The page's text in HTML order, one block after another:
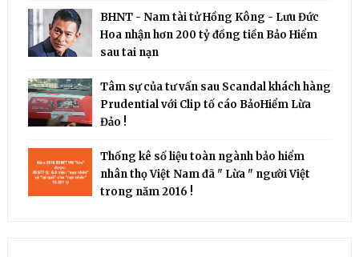
BHNT - Nam tài tử Hồng Kông - Lưu Đức
Hoa nhận hơn 200 tỷ đồng tiền Bảo Hiểm
sau tai nạn
Tâm sự của tư vấn sau Scandal khách hàng
Prudential với Clip tố cáo BảoHiểm Lừa
Đảo !
Thống kê số liệu toàn ngành bảo hiểm
nhân thọ Việt Nam đã " Lừa " người Việt
trong năm 2016 !